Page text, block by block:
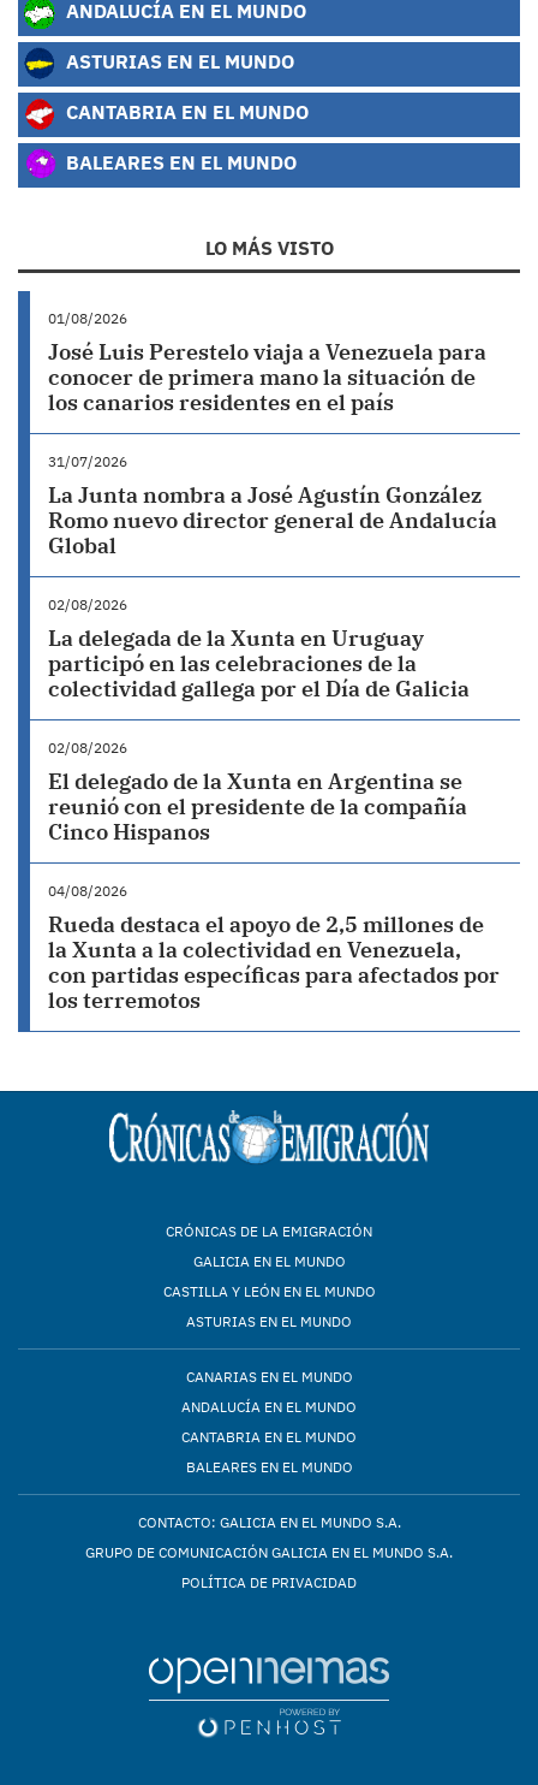
ANDALUCÍA EN EL MUNDO
ASTURIAS EN EL MUNDO
CANTABRIA EN EL MUNDO
BALEARES EN EL MUNDO
LO MÁS VISTO
01/08/2026
José Luis Perestelo viaja a Venezuela para
conocer de primera mano la situación de
los canarios residentes en el país
31/07/2026
La Junta nombra a José Agustín González
Romo nuevo director general de Andalucía
Global
02/08/2026
La delegada de la Xunta en Uruguay
participó en las celebraciones de la
colectividad gallega por el Día de Galicia
02/08/2026
El delegado de la Xunta en Argentina se
reunió con el presidente de la compañía
Cinco Hispanos
04/08/2026
Rueda destaca el apoyo de 2,5 millones de
la Xunta a la colectividad en Venezuela,
con partidas específicas para afectados por
los terremotos
CRÓNICAS DE LA EMIGRACIÓN
GALICIA EN EL MUNDO
CASTILLA Y LEÓN EN EL MUNDO
ASTURIAS EN EL MUNDO
CANARIAS EN EL MUNDO
ANDALUCÍA EN EL MUNDO
CANTABRIA EN EL MUNDO
BALEARES EN EL MUNDO
CONTACTO: GALICIA EN EL MUNDO S.A.
GRUPO DE COMUNICACIÓN GALICIA EN EL MUNDO S.A.
POLÍTICA DE PRIVACIDAD